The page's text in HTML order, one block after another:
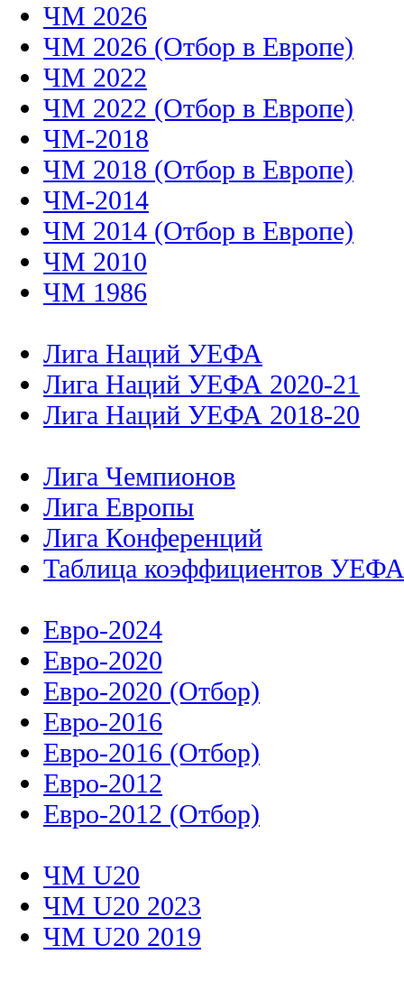
ЧМ 2026
ЧМ 2026 (Отбор в Европе)
ЧМ 2022
ЧМ 2022 (Отбор в Европе)
ЧМ-2018
ЧМ 2018 (Отбор в Европе)
ЧМ-2014
ЧМ 2014 (Отбор в Европе)
ЧМ 2010
ЧМ 1986
Лига Наций УЕФА
Лига Наций УЕФА 2020-21
Лига Наций УЕФА 2018-20
Лига Чемпионов
Лига Европы
Лига Конференций
Таблица коэффициентов УЕФА
Евро-2024
Евро-2020
Евро-2020 (Отбор)
Евро-2016
Евро-2016 (Отбор)
Евро-2012
Евро-2012 (Отбор)
ЧМ U20
ЧМ U20 2023
ЧМ U20 2019